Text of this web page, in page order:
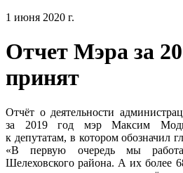
1 июня 2020 г.
Отчет Мэра за
принят
Отчёт о деятельности
за 2019 год мэр Максим
к депутатам, в котором обозначил
«В первую очередь мы
Шелеховского района. А их более